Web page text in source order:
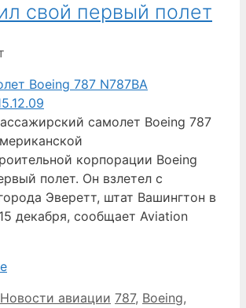
свой первый полет
самолет Boeing 787
корпорации Boeing
полет. Он взлетел с
Эверетт, штат Вашингтон в
декабря, сообщает Aviation
Новости авиации Метки
787, Boeing,